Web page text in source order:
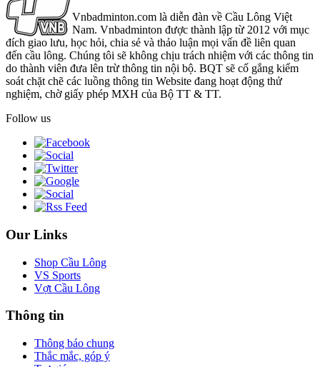
Vnbadminton.com là diễn đàn về Cầu Lông Việt
Nam. Vnbadminton được thành lập từ 2012 với mục
đích giao lưu, học hỏi, chia sẻ và thảo luận mọi vấn đề liên quan
đến cầu lông. Chúng tôi sẽ không chịu trách nhiệm với các thông tin
do thành viên đưa lên trừ thông tin nội bộ. BQT sẽ cố gắng kiểm
soát chặt chẽ các luồng thông tin Website đang hoạt động thử
nghiệm, chờ giấy phép MXH của Bộ TT & TT.
Follow us
Our Links
Shop Cầu Lông
VS Sports
Vợt Cầu Lông
Thông tin
Thông báo chung
Thắc mắc, góp ý